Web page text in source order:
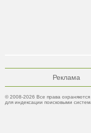
Реклама
© 2008-2026 Все права
для индексации поисковыми